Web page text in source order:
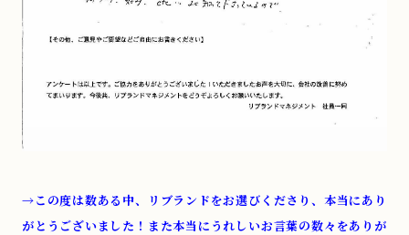
→この度は数ある中、リブランドをお選びくださり、本当にあり
がとうございました！ また本当にうれしいお言葉の数々をありが